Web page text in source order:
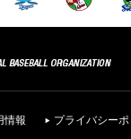
情報 プライバシー